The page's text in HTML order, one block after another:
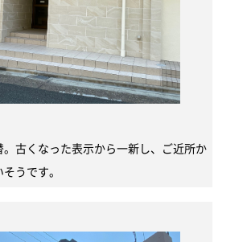
古くなった表示から一新し、ご近所か
うです。